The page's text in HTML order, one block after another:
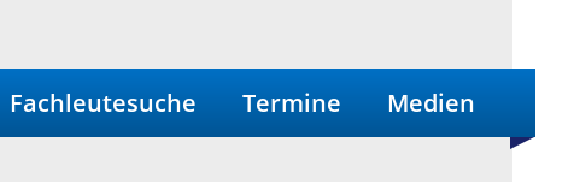
Fachleutesuche Termine Medien